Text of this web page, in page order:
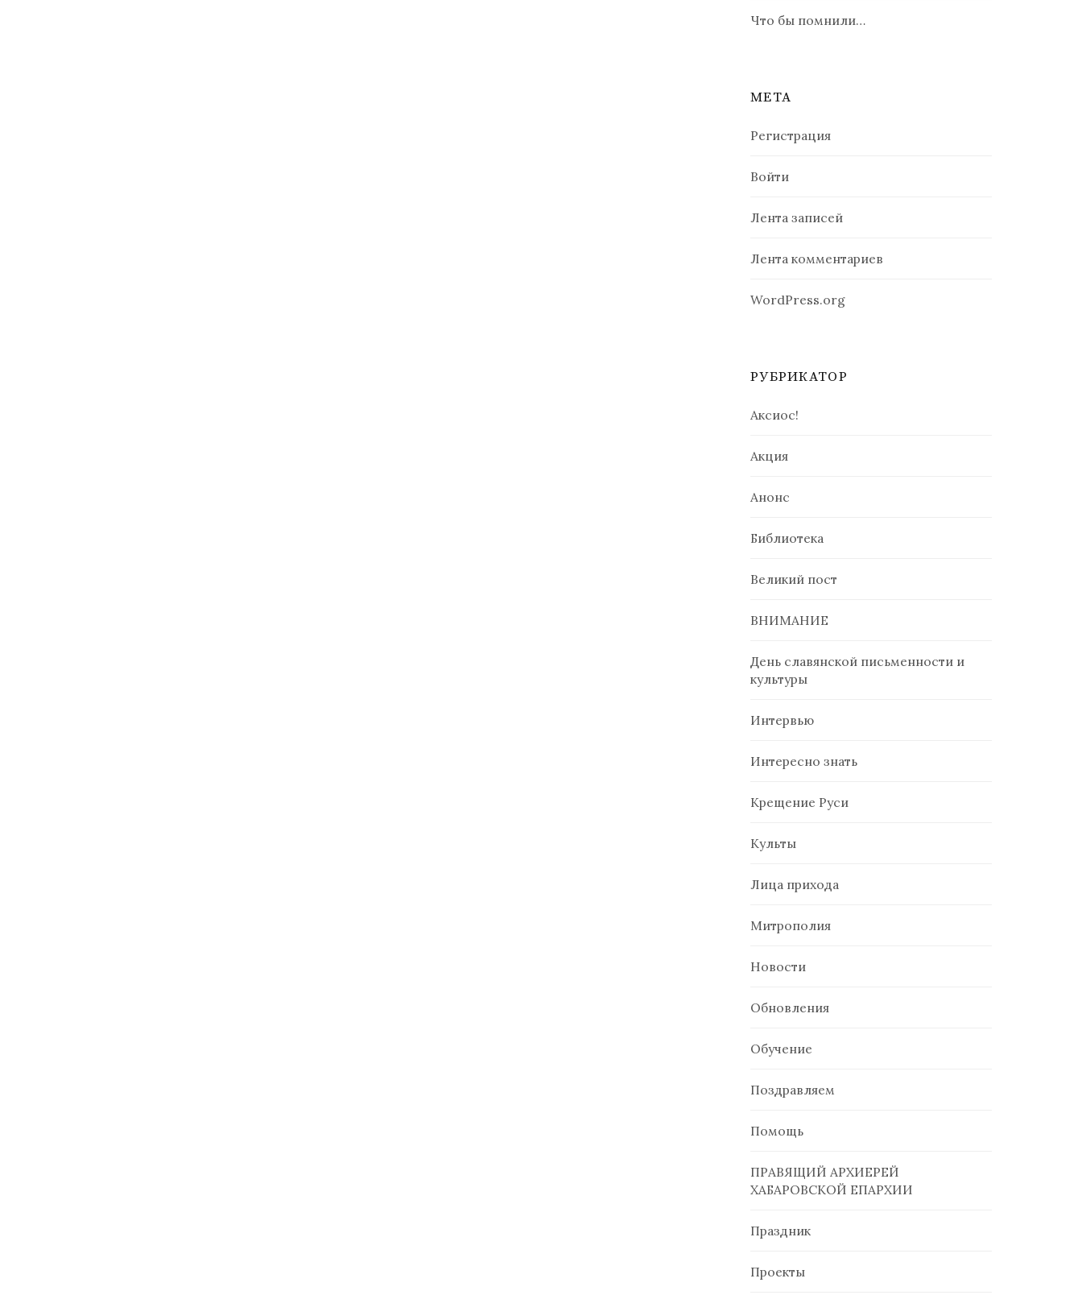
Что бы помнили…
МЕТА
Регистрация
Войти
Лента записей
Лента комментариев
WordPress.org
РУБРИКАТОР
Аксиос!
Акция
Анонс
Библиотека
Великий пост
ВНИМАНИЕ
День славянской письменности и
культуры
Интервью
Интересно знать
Крещение Руси
Культы
Лица прихода
Митрополия
Новости
Обновления
Обучение
Поздравляем
Помощь
ПРАВЯЩИЙ АРХИЕРЕЙ
ХАБАРОВСКОЙ ЕПАРХИИ
Праздник
Проекты